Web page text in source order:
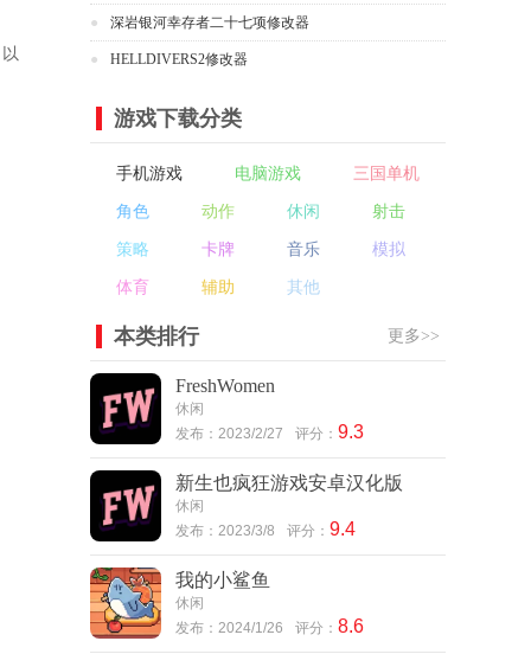
深岩银河幸存者二十七项修改器
HELLDIVERS2修改器
游戏下载分类
手机游戏 电脑游戏 三国单机
角色 动作 休闲 射击
策略 卡牌 音乐 模拟
体育 辅助 其他
本类排行 更多>>
FreshWomen
休闲
发布：2023/2/27
评分： 9.3
新生也疯狂游戏安卓汉化版
休闲
发布：2023/3/8
评分： 9.4
我的小鲨鱼
休闲
发布：2024/1/26
评分： 8.6